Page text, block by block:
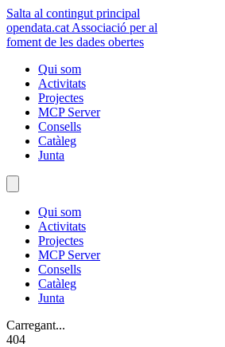
Salta al contingut principal
opendata.cat Associació per al
foment de les dades obertes
Qui som
Activitats
Projectes
MCP Server
Consells
Catàleg
Junta
Qui som
Activitats
Projectes
MCP Server
Consells
Catàleg
Junta
Carregant...
404